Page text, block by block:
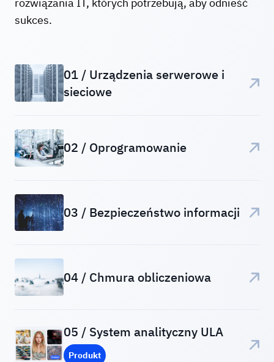
rozwiązania IT, których potrzebują, aby odnieść
sukces.
01 / Urządzenia serwerowe i
sieciowe
02 / Oprogramowanie
03 / Bezpieczeństwo informacji
04 / Chmura obliczeniowa
05 / System analityczny ULA
Produkt